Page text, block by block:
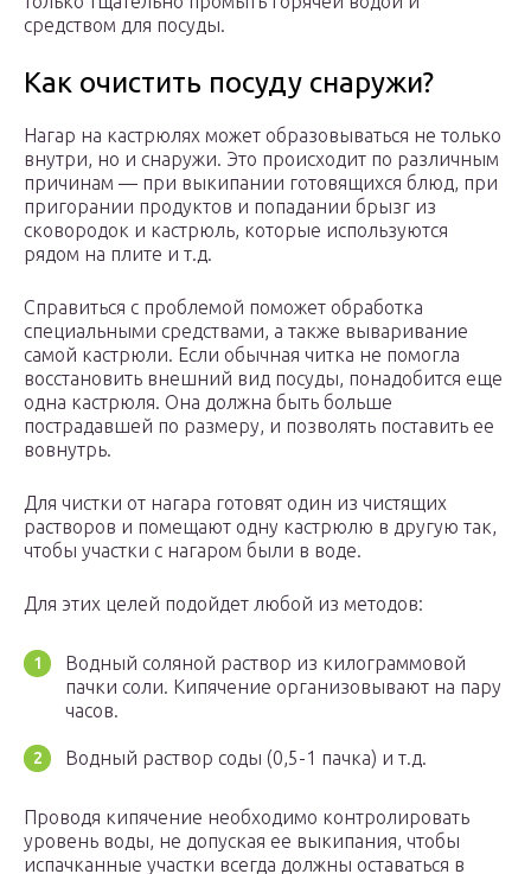
средством для посуды.
Как очистить посуду снаружи?
Нагар на кастрюлях может образовываться не только
внутри, но и снаружи. Это происходит по различным
причинам — при выкипании готовящихся блюд, при
пригорании продуктов и попадании брызг из
сковородок и кастрюль, которые используются
рядом на плите и т.д.
Справиться с проблемой поможет обработка
специальными средствами, а также вываривание
самой кастрюли. Если обычная читка не помогла
восстановить внешний вид посуды, понадобится еще
одна кастрюля. Она должна быть больше
пострадавшей по размеру, и позволять поставить ее
вовнутрь.
Для чистки от нагара готовят один из чистящих
растворов и помещают одну кастрюлю в другую так,
чтобы участки с нагаром были в воде.
Для этих целей подойдет любой из методов:
Водный соляной раствор из килограммовой
пачки соли. Кипячение организовывают на пару
часов.
Водный раствор соды (0,5-1 пачка) и т.д.
Проводя кипячение необходимо контролировать
уровень воды, не допуская ее выкипания, чтобы
испачканные участки всегда должны оставаться в